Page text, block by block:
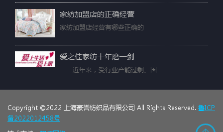
家纺加盟店的正确经营
家纺加盟店经营有哪些正确的
爱之佳家纺十年磨一剑
近年来，受行业产能过剩、国
Copyright ©2022 上海豪誉纺织品有限公司 All Rights Reserved. 鲁ICP
备2022012458号